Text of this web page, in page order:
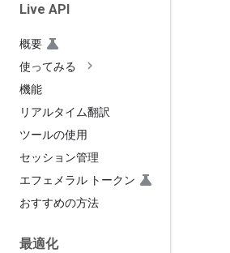
Live API
概要
使ってみる
機能
リアルタイム翻訳
ツールの使用
セッション管理
エフェメラル トークン
おすすめの方法
最適化